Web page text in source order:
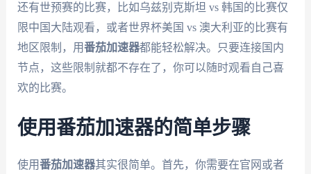
还有世预赛的比赛，比如乌兹别克斯坦 vs 韩国的比赛仅
限中国大陆观看，或者世界杯美国 vs 澳大利亚的比赛有
地区限制，用番茄加速器都能轻松解决。只要连接国内
节点，这些限制就都不存在了，你可以随时观看自己喜
欢的比赛。
使用番茄加速器的简单步骤
使用番茄加速器其实很简单。首先，你需要在官网或者